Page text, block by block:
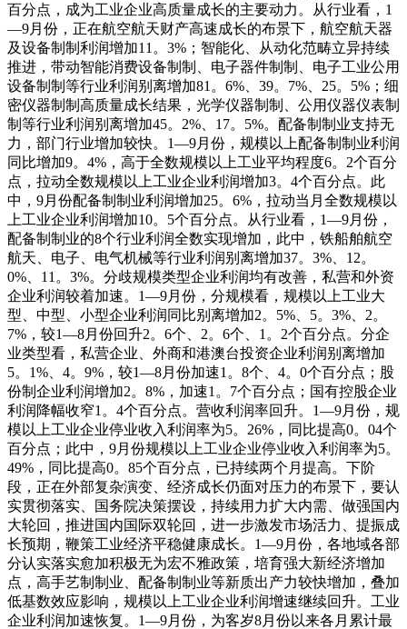
百分点，成为工业企业高质量成长的主要动力。从行业看，1
—9月份，正在航空航天财产高速成长的布景下，航空航天器
及设备制制利润增加11。3%；智能化、从动化范畴立异持续
推进，带动智能消费设备制制、电子器件制制、电子工业公用
设备制制等行业利润别离增加81。6%、39。7%、25。5%；细
密仪器制制高质量成长结果，光学仪器制制、公用仪器仪表制
制等行业利润别离增加45。2%、17。5%。配备制制业支持无
力，部门行业增加较快。1—9月份，规模以上配备制制业利润
同比增加9。4%，高于全数规模以上工业平均程度6。2个百分
点，拉动全数规模以上工业企业利润增加3。4个百分点。此
中，9月份配备制制业利润增加25。6%，拉动当月全数规模以
上工业企业利润增加10。5个百分点。从行业看，1—9月份，
配备制制业的8个行业利润全数实现增加，此中，铁船舶航空
航天、电子、电气机械等行业利润别离增加37。3%、12。
0%、11。3%。分歧规模类型企业利润均有改善，私营和外资
企业利润较着加速。1—9月份，分规模看，规模以上工业大
型、中型、小型企业利润同比别离增加2。5%、5。3%、2。
7%，较1—8月份回升2。6个、2。6个、1。2个百分点。分企
业类型看，私营企业、外商和港澳台投资企业利润别离增加
5。1%、4。9%，较1—8月份加速1。8个、4。0个百分点；股
份制企业利润增加2。8%，加速1。7个百分点；国有控股企业
利润降幅收窄1。4个百分点。营收利润率回升。1—9月份，规
模以上工业企业停业收入利润率为5。26%，同比提高0。04个
百分点；此中，9月份规模以上工业企业停业收入利润率为5。
49%，同比提高0。85个百分点，已持续两个月提高。下阶
段，正在外部复杂演变、经济成长仍面对压力的布景下，要认
实贯彻落实、国务院决策摆设，持续用力扩大内需、做强国内
大轮回，推进国内国际双轮回，进一步激发市场活力、提振成
长预期，鞭策工业经济平稳健康成长。1—9月份，各地域各部
分认实落实愈加积极无为宏不雅政策，培育强大新经济增加
点，高手艺制制业、配备制制业等新质出产力较快增加，叠加
低基数效应影响，规模以上工业企业利润增速继续回升。工业
企业利润加速恢复。1—9月份，为客岁8月份以来各月累计最